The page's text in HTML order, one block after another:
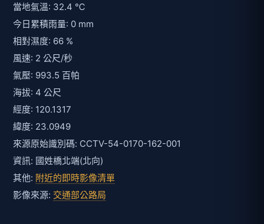
當地氣溫: 32.4 ℃
今日累積雨量: 0 mm
相對濕度: 66 %
風速: 2 公尺/秒
氣壓: 993.5 百帕
海拔: 4 公尺
經度: 120.1317
緯度: 23.0949
來源原始識別碼: CCTV-54-0170-162-001
資訊: 國姓橋北端(北向)
其他: 附近的即時影像清單
影像來源: 交通部公路局